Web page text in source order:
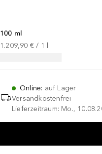
100 ml
1.209,90 € / 1
Online: auf Lager
Versandkostenfrei
Lieferzeitraum: Mo.,